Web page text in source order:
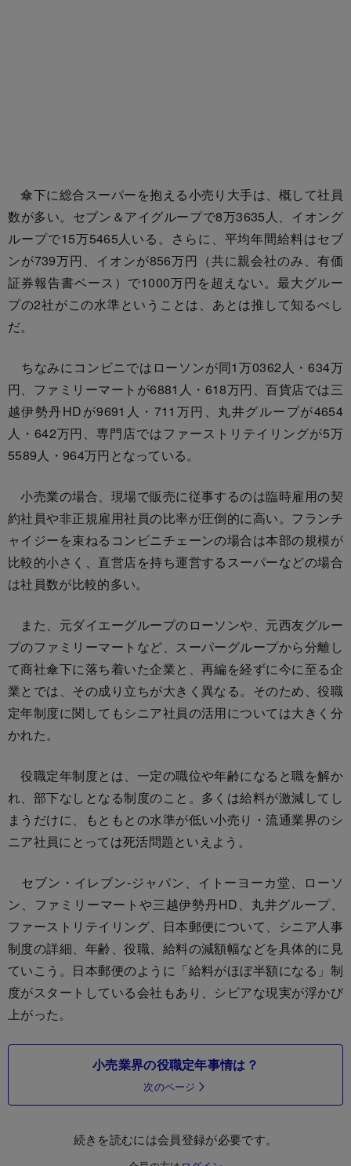
傘下に総合スーパーを抱える小売り大手は、概して社員
数が多い。セブン＆アイグループで8万3635人、イオング
ループで15万5465人いる。さらに、平均年間給料はセブ
ンが739万円、イオンが856万円（共に親会社のみ、有価
証券報告書ベース）で1000万円を超えない。最大グルー
プの2社がこの水準ということは、あとは推して知るべし
だ。
ちなみにコンビニではローソンが同1万0362人・634万
円、ファミリーマートが6881人・618万円、百貨店では三
越伊勢丹HDが9691人・711万円、丸井グループが4654
人・642万円、専門店ではファーストリテイリングが5万
5589人・964万円となっている。
小売業の場合、現場で販売に従事するのは臨時雇用の契
約社員や非正規雇用社員の比率が圧倒的に高い。フランチ
ャイジーを束ねるコンビニチェーンの場合は本部の規模が
比較的小さく、直営店を持ち運営するスーパーなどの場合
は社員数が比較的多い。
また、元ダイエーグループのローソンや、元西友グルー
プのファミリーマートなど、スーパーグループから分離し
て商社傘下に落ち着いた企業と、再編を経ずに今に至る企
業とでは、その成り立ちが大きく異なる。そのため、役職
定年制度に関してもシニア社員の活用については大きく分
かれた。
役職定年制度とは、一定の職位や年齢になると職を解か
れ、部下なしとなる制度のこと。多くは給料が激減してし
まうだけに、もともとの水準が低い小売り・流通業界のシ
ニア社員にとっては死活問題といえよう。
セブン・イレブン-ジャパン、イトーヨーカ堂、ローソ
ン、ファミリーマートや三越伊勢丹HD、丸井グループ、
ファーストリテイリング、日本郵便について、シニア人事
制度の詳細、年齢、役職、給料の減額幅などを具体的に見
ていこう。日本郵便のように「給料がほぼ半額になる」制
度がスタートしている会社もあり、シビアな現実が浮かび
上がった。
小売業界の役職定年事情は？
次のページ
続きを読むには会員登録が必要です。